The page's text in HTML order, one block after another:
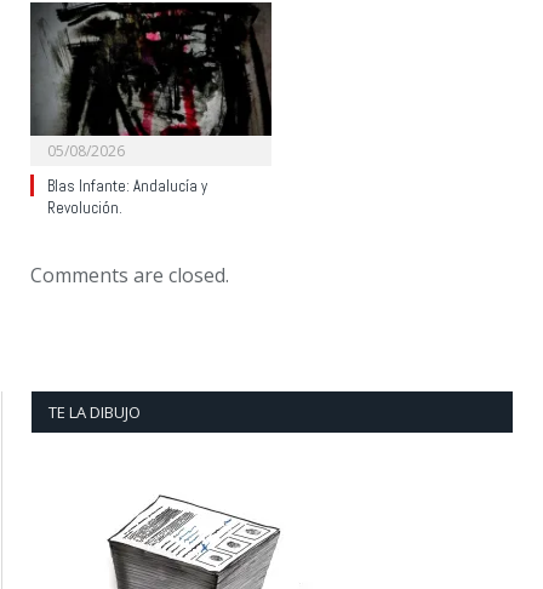
05/08/2026
Blas Infante: Andalucía y
Revolución.
Comments are closed.
TE LA DIBUJO